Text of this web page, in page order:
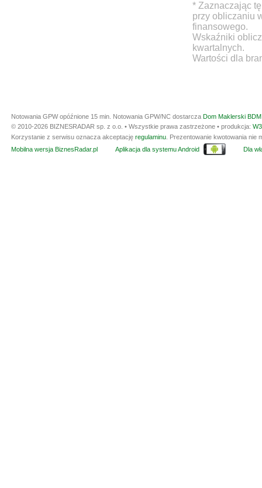
* Zaznaczając
przy obliczaniu
finansowego.
Wskaźniki
kwartalnych.
Wartości dla
Notowania GPW opóźnione 15 min. Notowania GPW/NC dostarcza Dom Maklerski
© 2010-2026 BIZNESRADAR sp. z o.o. • Wszystkie prawa zastrzeżone • produkcja:
Korzystanie z serwisu oznacza akceptację regulaminu . Prezentowanie kwotowania
Mobilna wersja BiznesRadar.pl
Aplikacja dla systemu Android Dla